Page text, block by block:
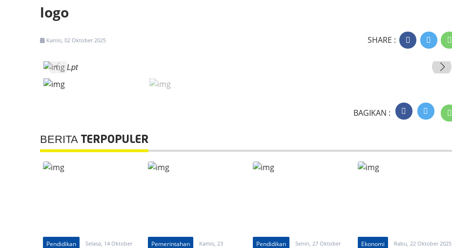
logo
Kamis, 02 Oktober 2025 SHARE :
Lpt
BAGIKAN :
BERITA TERPOPULER
Pendidikan
Selasa, 14 Oktober
Pemerintahan
Kamis, 23
Pendidikan
Senin, 27 Oktober
Ekonomi Rabu, 22 Oktober 2025